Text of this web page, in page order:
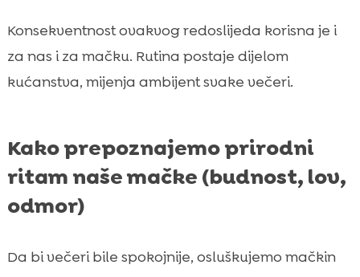
Konsekventnost ovakvog redoslijeda korisna je i
za nas i za mačku. Rutina postaje dijelom
kućanstva, mijenja ambijent svake večeri.
Kako prepoznajemo prirodni
ritam naše mačke (budnost, lov,
odmor)
Da bi večeri bile spokojnije, osluškujemo mačkin